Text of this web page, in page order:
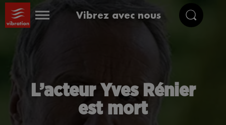
Vibrez avec nous
L’acteur Yves Rénier
est mort